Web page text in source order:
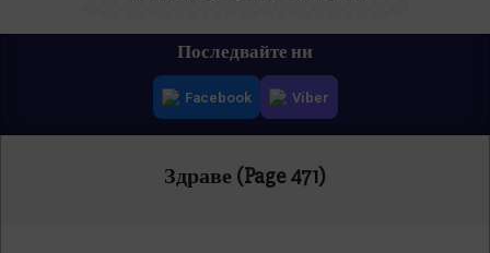
Последвайте ни
Facebook Viber
Здраве (Page 471)